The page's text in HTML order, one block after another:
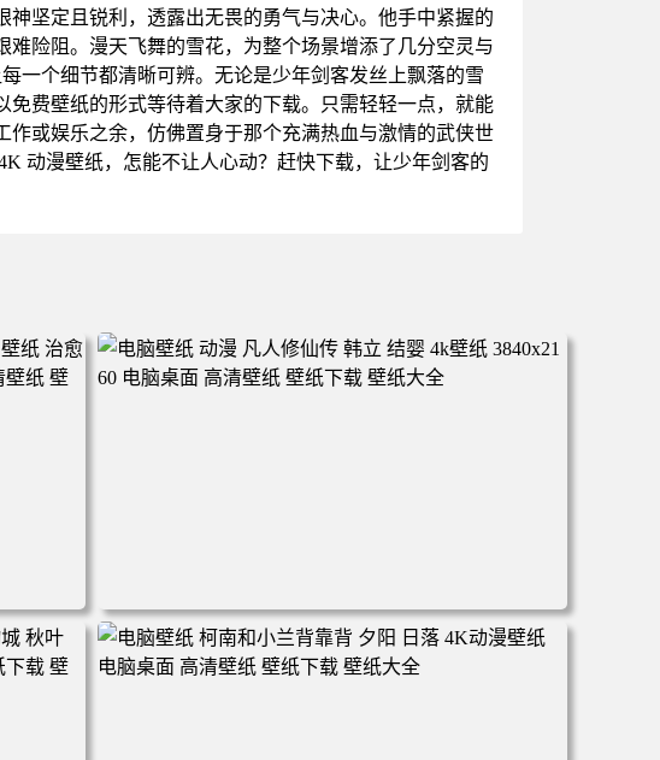
坚定且锐利，透露出无畏的勇气与决心。他手中紧握的
险阻。漫天飞舞的雪花，为整个场景增添了几分空灵与
一个细节都清晰可辨。无论是少年剑客发丝上飘落的雪
费壁纸的形式等待着大家的下载。只需轻轻一点，就能
或娱乐之余，仿佛置身于那个充满热血与激情的武侠世
动漫壁纸，怎能不让人心动？赶快下载，让少年剑客的
愈系 童
下载 壁
电脑壁纸 动漫 凡人修仙传 韩立 结婴 4k壁纸 3840x2160 电
脑桌面 高清壁纸 壁纸下载 壁纸大全